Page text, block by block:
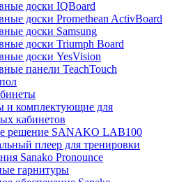
доски IQBoard
доски Promethean ActivBoard
доски Samsung
доски Triumph Board
доски YesVision
панели TeachTouch
и комплектующие для
кабинетов
решение SANAKO LAB100
плеер для тренировки
Sanako Pronounce
гарнитуры